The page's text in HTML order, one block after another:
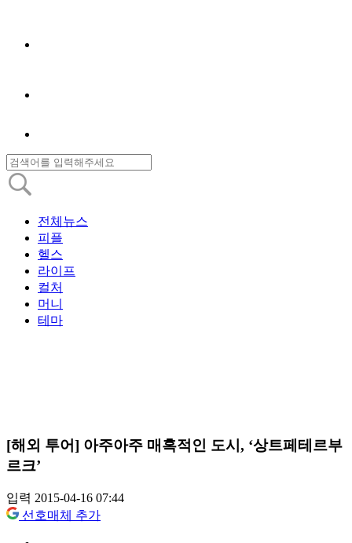
전체뉴스
피플
헬스
라이프
컬처
머니
테마
[해외 투어] 아주아주 매혹적인 도시, ‘상트페테르부
르크’
입력 2015-04-16 07:44
선호매체 추가